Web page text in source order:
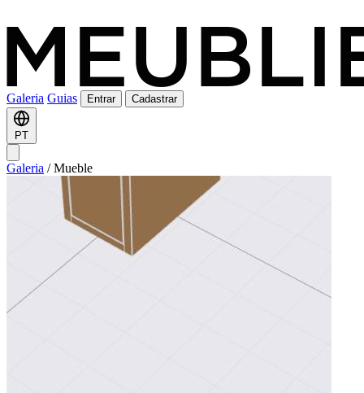
Galeria Guias Entrar Cadastrar
PT
Galeria / Mueble